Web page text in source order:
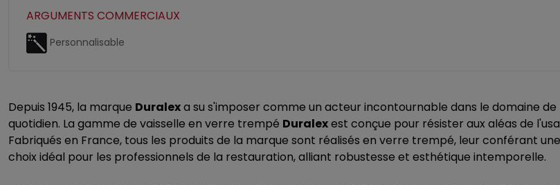
ARGUMENTS COMMERCIAUX
Personnalisable
Depuis 1945, la marque Duralexa su s'imposer comme un acteur incontournable dans le domaine
quotidien. La gamme de vaisselle en verre trempé Duralexest conçue pour résister aux aléas de
Fabriqués en France, tous les produits de la marque sont réalisés en verre trempé, leur conférant
choix idéal pour les professionnels de la restauration, alliant robustesse et esthétique intemporelle.